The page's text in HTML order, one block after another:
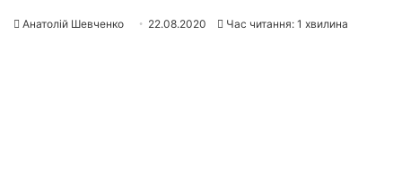
Анатолій Шевченко 22.08.2020 Час читання: 1 хвилина